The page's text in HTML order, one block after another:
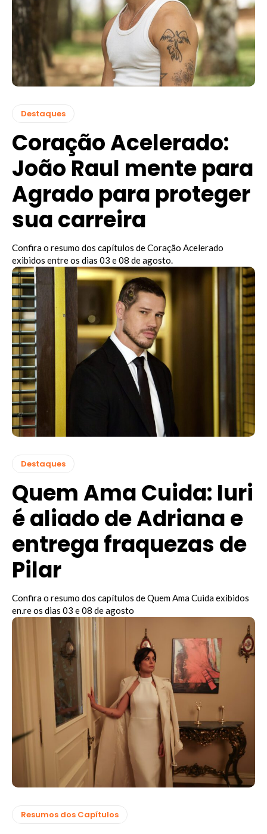
Destaques
Coração Acelerado:
João Raul mente para
Agrado para proteger
sua carreira
Confira o resumo dos capítulos de Coração Acelerado
exibidos entre os dias 03 e 08 de agosto.
Destaques
Quem Ama Cuida: Iuri
é aliado de Adriana e
entrega fraquezas de
Pilar
Confira o resumo dos capítulos de Quem Ama Cuida exibidos
en.re os dias 03 e 08 de agosto
Resumos dos Capítulos